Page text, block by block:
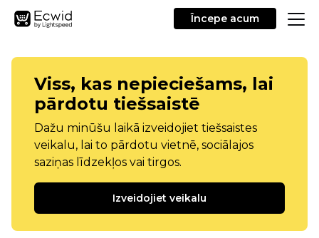
Începe acum
Viss, kas nepieciešams, lai
pārdotu tiešsaistē
Dažu minūšu laikā izveidojiet tiešsaistes
veikalu, lai to pārdotu vietnē, sociālajos
saziņas līdzekļos vai tirgos.
Izveidojiet veikalu